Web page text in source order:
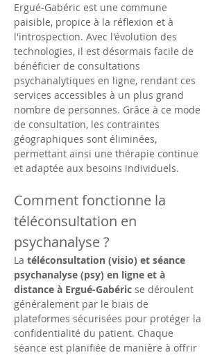
Ergué-Gabéric est une commune
paisible, propice à la réflexion et à
l'introspection. Avec l'évolution des
technologies, il est désormais facile de
bénéficier de consultations
psychanalytiques en ligne, rendant ces
services accessibles à un plus grand
nombre de personnes. Grâce à ce mode
de consultation, les contraintes
géographiques sont éliminées,
permettant ainsi une thérapie continue
et adaptée aux besoins individuels.
Comment fonctionne la
téléconsultation en
psychanalyse ?
La téléconsultation (visio) et séance
psychanalyse (psy) en ligne et à
distance à Ergué-Gabéric se déroulent
généralement par le biais de
plateformes sécurisées pour protéger la
confidentialité du patient. Chaque
séance est planifiée de manière à offrir